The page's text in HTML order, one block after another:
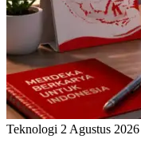
Teknologi 2 Agustus 2026